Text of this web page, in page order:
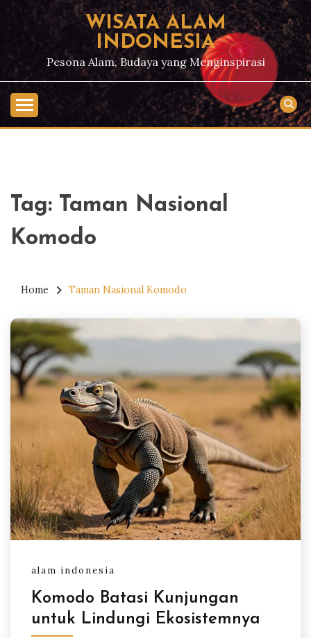
Skip
content
WISATA ALAM
INDONESIA
Pesona Alam, Budaya yang Menginspirasi
Tag: Taman Nasional
Komodo
Home Taman Nasional Komodo
alam indonesia
Komodo Batasi Kunjungan
untuk Lindungi Ekosistemnya